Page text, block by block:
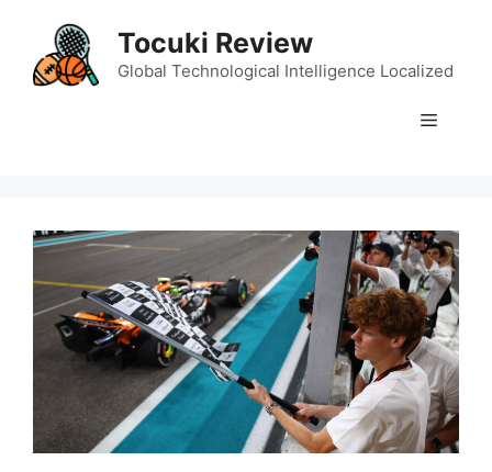
content
Tocuki Review
Global Technological Intelligence Localized
Menu